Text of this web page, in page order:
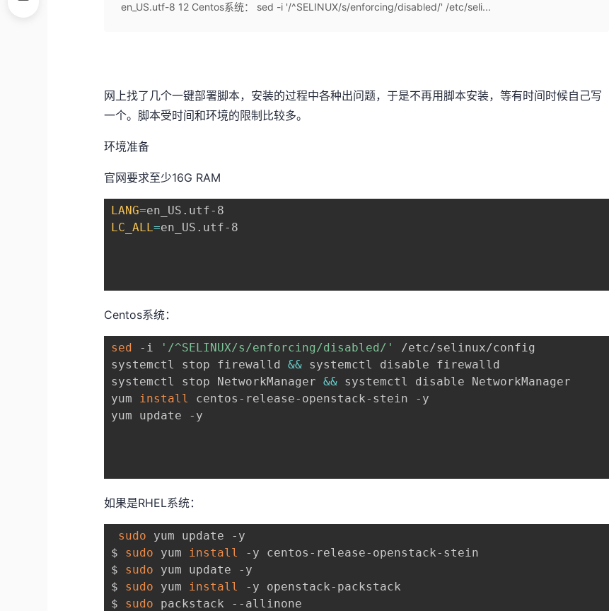
en_US.utf-8 12 Centos系统： sed -i '/^SELINUX/s/enforcing/disabled/' /etc/seli...
网上找了几个一键部署脚本，安装的过程中各种出问题，于是不再用脚本安装，等有时间时候自己写
一个。脚本受时间和环境的限制比较多。
环境准备
官网要求至少16G RAM
LANG=
LC_ALL=en_US.utf-8
Centos系统：
sed -i '/^SELINUX/s/enforcing/disabled/'
/etc/selinux/config
systemctl stop firewalld && systemctl disable firewalld
systemctl stop NetworkManager && systemctl disable NetworkManager
yum install
centos-release-openstack-stein -y
yum update -y
如果是RHEL系统：
sudo yum update -y
$ sudo yum install
-y centos-release-openstack-stein
$ sudo yum update -y
$ sudo yum install
-y openstack-packstack
$ sudo packstack --allinone